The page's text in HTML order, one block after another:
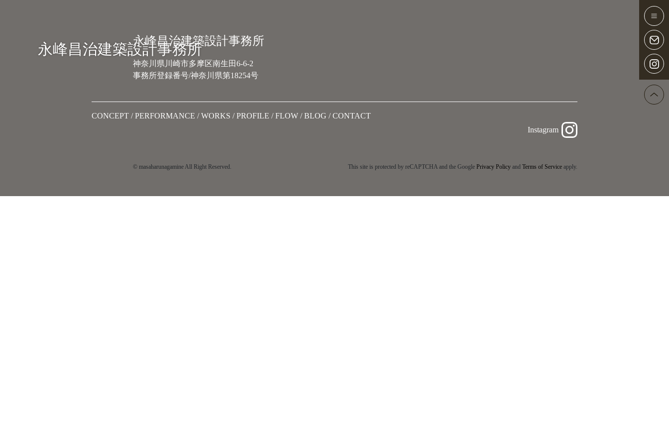
Main Navigation
永峰昌治建築設計事務所
永峰昌治建築設計事務所
神奈川県川崎市多摩区南生田6-6-2
事務所登録番号/神奈川県第18254号
CONCEPT PERFORMANCE WORKS PROFILE FLOW BLOG
CONTACT
Instagram
© masaharunagamine All Right Reserved. This site is protected by reCAPTCHA and the Google Privacy Policyand Terms of Serviceapply.